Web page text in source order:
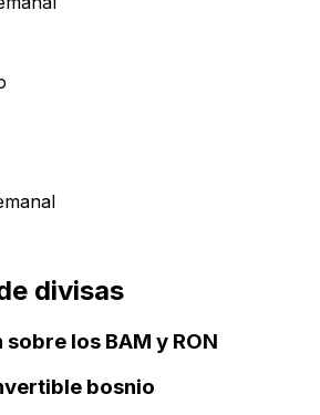
divisas
los BAM y RON
bosnio